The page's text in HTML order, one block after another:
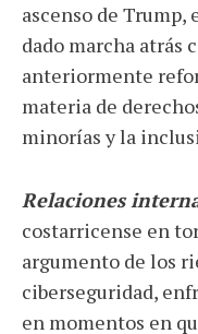
ascenso de Trump,
dado marcha atrás
anteriormente
materia de
minorías y la
Relaciones
costarricense en
argumento de los
ciberseguridad,
en momentos en